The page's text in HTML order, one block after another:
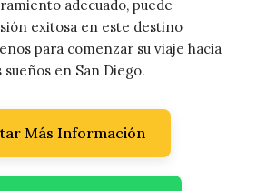
adecuado, puede
exitosa en este destino
para comenzar su viaje hacia
en San Diego.
Más Información